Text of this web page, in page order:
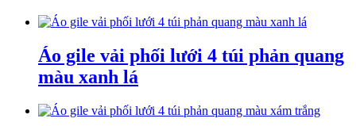
Áo gile vải phối lưới 4 túi phản quang
màu xanh lá